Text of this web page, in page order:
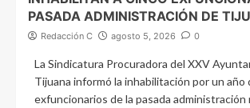
PASADA ADMINISTRACIÓN DE
Redacción C agosto 5, 2026 0
La Sindicatura Procuradora del XXV
Tijuana informó la inhabilitación por un año
exfuncionarios de la pasada administración